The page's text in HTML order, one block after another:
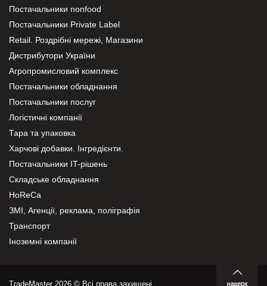
Постачальники nonfood
Постачальники Private Label
Retail. Роздрібні мережі, Магазини
Дистрибутори України
Агропромисловий комплекс
Постачальники обладнання
Постачальники послуг
Логістичні компанії
Тара та упаковка
Харчові добавки. Інгредієнти.
Постачальники IT-рішень
Складське обладнання
HoReCa
ЗМІ, Агенції, реклама, поліграфія
Транспорт
Іноземні компанії
TradeMaster 2026 © Всі права захищені.